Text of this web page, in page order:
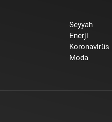
Seyyah
Enerji
Koronavirüs
Moda